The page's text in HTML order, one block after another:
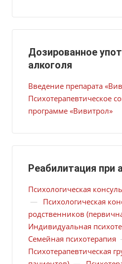
Дозированное
алкоголя
Введение препарата
Психотерапевтическое
программе «Вивитрол»
Реабилитация при
Психологическая
—
Психологическая
родственников
Индивидуальная
Семейная психотерапия
Психотерапевтическая